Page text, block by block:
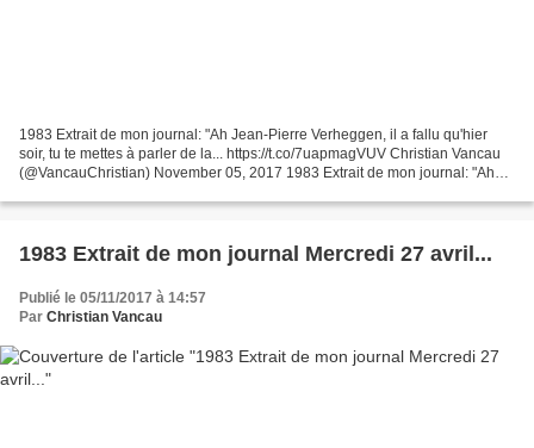
1983 Extrait de mon journal: "Ah Jean-Pierre Verheggen, il a fallu qu'hier
soir, tu te mettes à parler de la... https://t.co/7uapmagVUV Christian Vancau
(@VancauChristian) November 05, 2017 1983 Extrait de mon journal: "Ah
1983 Extrait de mon journal Mercredi 27 avril...
Publié le 05/11/2017 à 14:57
Par Christian Vancau